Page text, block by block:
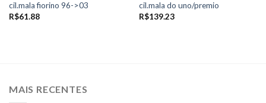
cil.mala fiorino 96->03
R$61.88
cil.mala do uno/premio
R$139.23
MAIS RECENTES